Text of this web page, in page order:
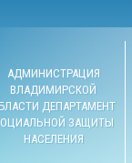
АДМИНИСТРАЦИЯ
ВЛАДИМИРСКОЙ
ДЕПАРТАМЕНТ
ЗАЩИТЫ
НАСЕЛЕНИЯ